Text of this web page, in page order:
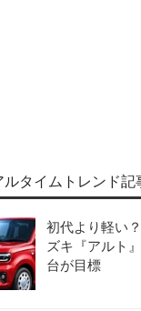
ルタイムトレンド記
初代より軽い
ズキ『アルト
台が目標